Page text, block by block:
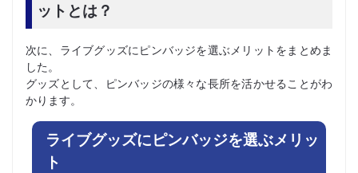
ットとは？
次に、ライブグッズにピンバッジを選ぶメリットをまとめま
した。
グッズとして、ピンバッジの様々な長所を活かせることがわ
かります。
ライブグッズにピンバッジを選ぶメリッ
ト